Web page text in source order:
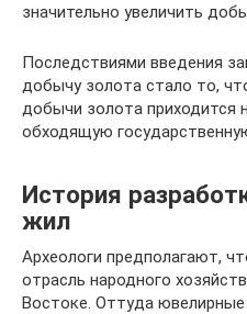
значительно увеличить
Последствиями введения
добычу золота стало то,
добычи золота приходится
обходящую
История
жил
Археологи предполагают,
отрасль народного
Востоке. Оттуда ювелирные